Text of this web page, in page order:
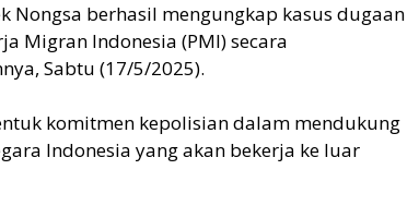
Nongsa berhasil mengungkap kasus dugaan
Migran Indonesia (PMI) secara
Sabtu (17/5/2025).
komitmen kepolisian dalam mendukung
Indonesia yang akan bekerja ke luar